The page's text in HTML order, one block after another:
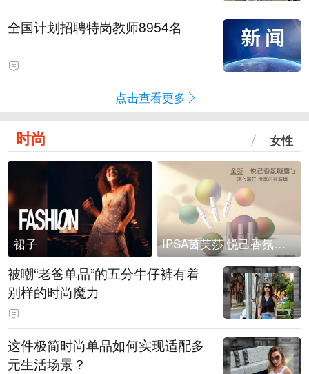
全国计划招聘特岗教师8954名
点击查看更多
时尚 女性
裙子 IPSA茵芙莎 悦己香氛凝露上市
被嘲“老爸单品”的五分牛仔裤有着
别样的时尚魔力
这件极简时尚单品如何实现适配多
元生活场景？